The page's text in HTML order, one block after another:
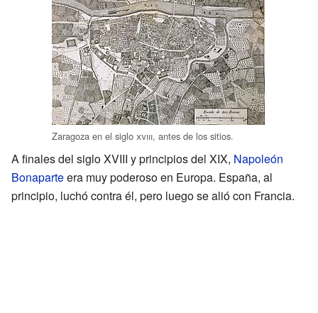
Zaragoza en el siglo xviii, antes de los sitios.
A finales del siglo XVIII y principios del XIX, Napoleón
Bonaparteera muy poderoso en Europa. España, al
principio, luchó contra él, pero luego se alió con Francia.